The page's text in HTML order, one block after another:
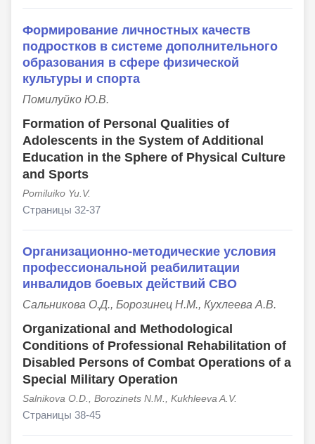
Формирование личностных качеств
подростков в системе дополнительного
образования в сфере физической
культуры и спорта
Помилуйко Ю.В.
Formation of Personal Qualities of
Adolescents in the System of Additional
Education in the Sphere of Physical Culture
and Sports
Pomiluiko Yu.V.
Страницы 32-37
Организационно-методические условия
профессиональной реабилитации
инвалидов боевых действий СВО
Сальникова О.Д., Борозинец Н.М., Кухлеева А.В.
Organizational and Methodological
Conditions of Professional Rehabilitation of
Disabled Persons of Combat Operations of a
Special Military Operation
Salnikova O.D., Borozinets N.M., Kukhleeva A.V.
Страницы 38-45